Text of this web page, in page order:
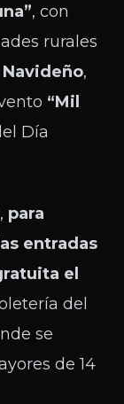
, con
rurales
,
“Mil
Día
para
entradas
el
del
se
de 14